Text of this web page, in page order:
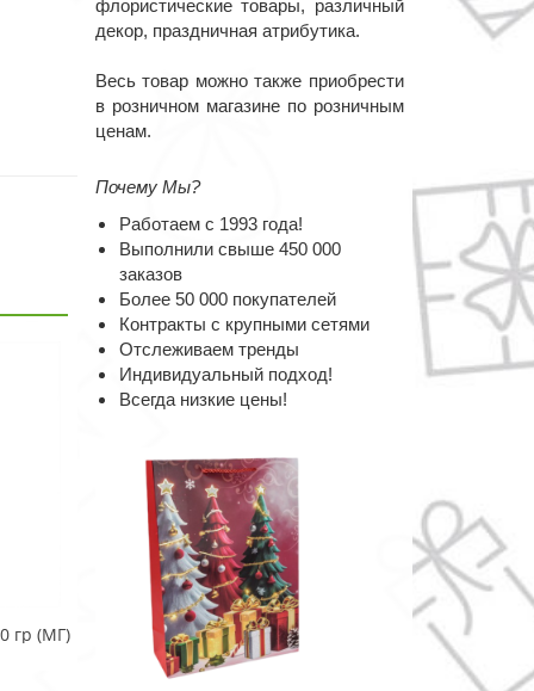
гр (МГ)
флористические товары, различный
декор, праздничная атрибутика.
Весь товар можно также приобрести
в розничном магазине по розничным
ценам.
Почему Мы?
Работаем с 1993 года!
Выполнили свыше 450 000
заказов
Более 50 000 покупателей
Контракты с крупными сетями
Отслеживаем тренды
Индивидуальный подход!
Всегда низкие цены!